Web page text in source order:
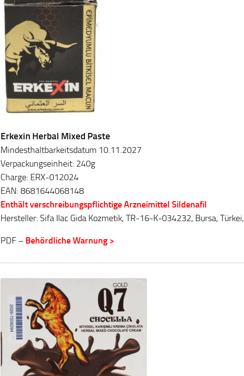
Erkexin Herbal Mixed Paste
Mindesthaltbarkeitsdatum 10.11.2027
Verpackungseinheit: 240g
Charge: ERX-012024
EAN: 8681644068148
Enthält verschreibungspflichtige Arzneimittel Sildenafil
Hersteller: Sifa Ilac Gida Kozmetik, TR-16-K-034232, Bursa, Türkei,
PDF – Behördliche Warnung >